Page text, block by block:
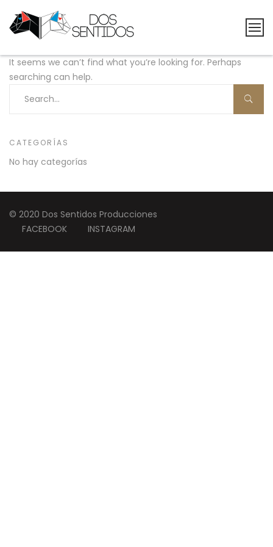
content
Dos
Sentidos
Producciones
It seems we can’t find what you’re looking for. Perhaps
searching can help.
CATEGORÍAS
No hay categorías
© 2020 Dos Sentidos Producciones
FACEBOOK
INSTAGRAM